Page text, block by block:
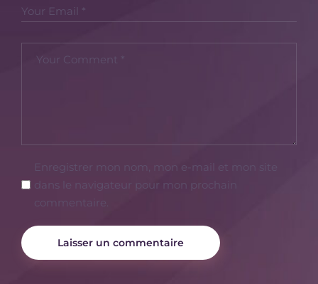
Enregistrer mon nom, mon e-mail et mon site
dans le navigateur pour mon prochain
commentaire.
Laisser un commentaire